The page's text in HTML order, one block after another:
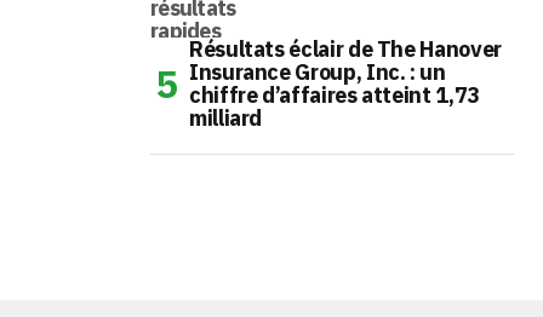
Résultats éclair de The Hanover
Insurance Group, Inc. : un
chiffre d’affaires atteint 1,73
milliard